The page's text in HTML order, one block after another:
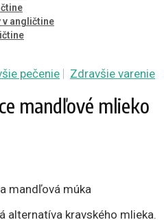
v angličtine
pečenie Zdravšie varenie
mandľové mlieko
alternatíva kravského mlieka.